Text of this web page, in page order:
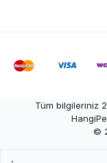
Tüm bilgileriniz
©